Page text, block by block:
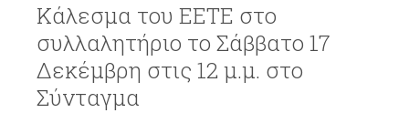
Κάλεσμα του ΕΕΤΕ στο
συλλαλητήριο το Σάββατο 17
Δεκέμβρη στις 12 μ.μ. στο
Σύνταγμα